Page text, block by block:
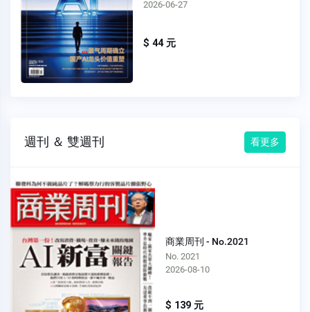
2026-06-20
$ 44 元
週刊 ＆ 雙週刊 看更多
商業周刊 - No.2021
No. 2021
2026-08-10
$ 139 元